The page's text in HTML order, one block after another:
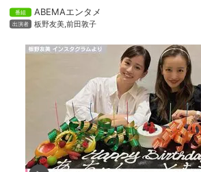
ABEMAエンタメ
板野友美 前田敦子